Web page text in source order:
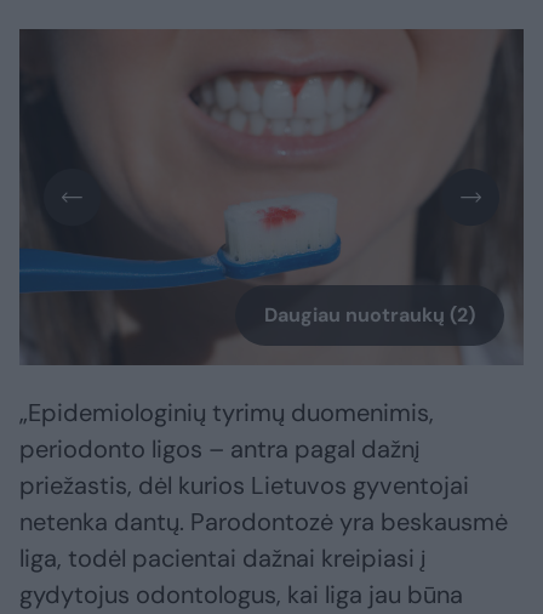
Daugiau nuotraukų (2)
„Epidemiologinių tyrimų duomenimis,
periodonto ligos – antra pagal dažnį
priežastis, dėl kurios Lietuvos gyventojai
netenka dantų. Parodontozė yra beskausmė
liga, todėl pacientai dažnai kreipiasi į
gydytojus odontologus, kai liga jau būna